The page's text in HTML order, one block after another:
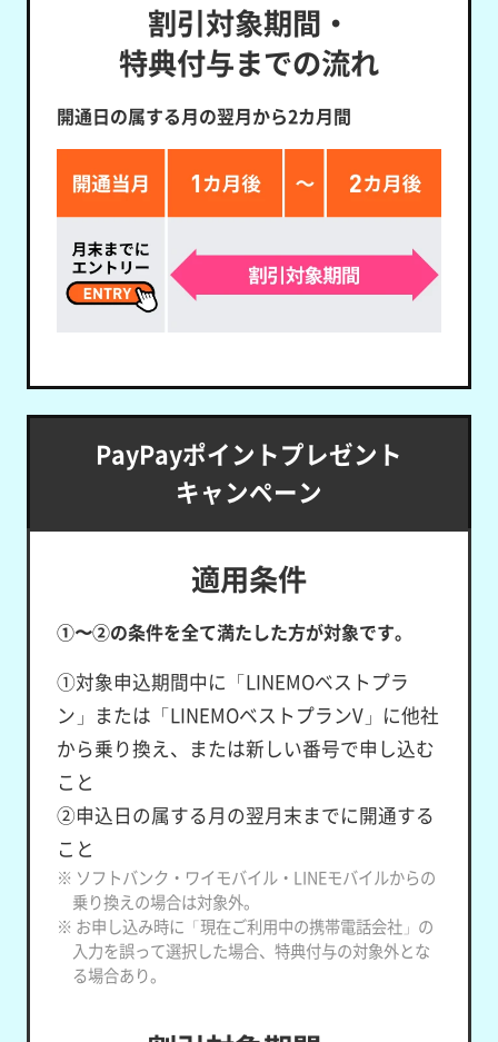
割引対象期間・
特典付与までの流れ
開通日の属する月の翌月から2カ月間
PayPayポイントプレゼント
キャンペーン
適用条件
①〜②の条件を全て満たした方が対象です。
①対象申込期間中に「LINEMOベストプラ
ン」または「LINEMOベストプランV」に他社
から乗り換え、または新しい番号で申し込む
こと
②申込日の属する月の翌月末までに開通する
こと
※ ソフトバンク・ワイモバイル・LINEモバイルからの
乗り換えの場合は対象外。
※ お申し込み時に「現在ご利用中の携帯電話会社」の
入力を誤って選択した場合、特典付与の対象外とな
る場合あり。